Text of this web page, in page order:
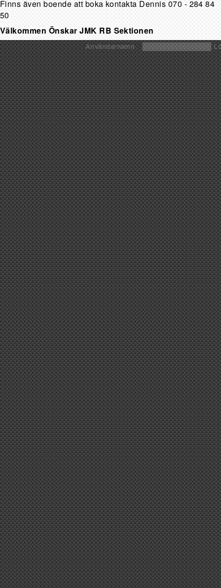
Finns även boende att boka kontakta Dennis 070 - 284 84
50
Välkommen Önskar JMK RB Sektionen
Användarnamn*